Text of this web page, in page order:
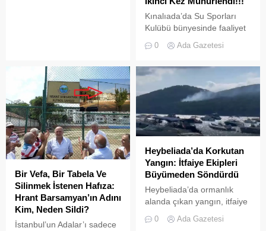
Kınalıada’da Su Sporları
Kulübü bünyesinde faaliyet
gösteren bir restoran,
ruhsat usulsüzlüğü ve adres
Adalar Belediyesi tarafından
mühürlendi.
0 Ada Gazetesi
Bir Vefa, Bir Tabela Ve
Silinmek İstenen Hafıza:
Hrant Barsamyan’ın Adını
Kim, Neden Sildi?
İstanbul’un Adalar’ı sadece
Heybeliada’da Korkutan
Yangın: İtfaiye Ekipleri
Büyümeden Söndürdü
Heybeliada’da ormanlık
alanda çıkan yangın, itfaiye
ekiplerinin hızlı müdahalesi
sayesinde büyümeden ve
0 Ada Gazetesi